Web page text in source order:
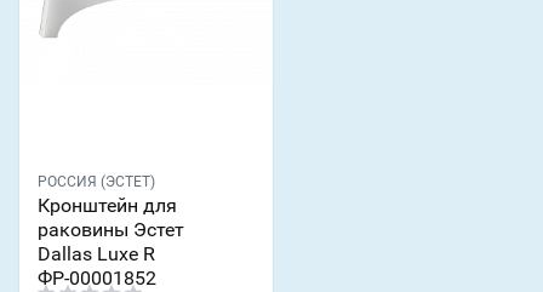
РОССИЯ (ЭСТЕТ)
Кронштейн для
раковины Эстет
Dallas Luxe R
ФР-00001852